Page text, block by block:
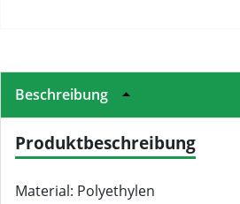
Beschreibung
Produktbeschreibung
Material: Polyethylen